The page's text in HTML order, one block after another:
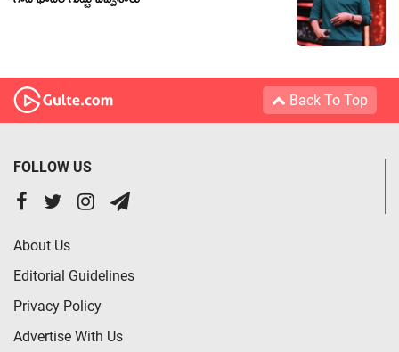
Back To Top
FOLLOW US
About Us
Editorial Guidelines
Privacy Policy
Advertise With Us